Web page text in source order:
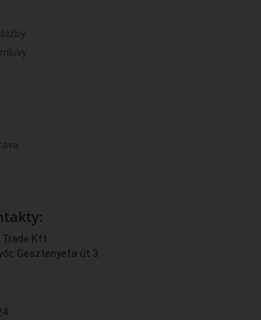
Kft.
Gesztenyefa út 3.